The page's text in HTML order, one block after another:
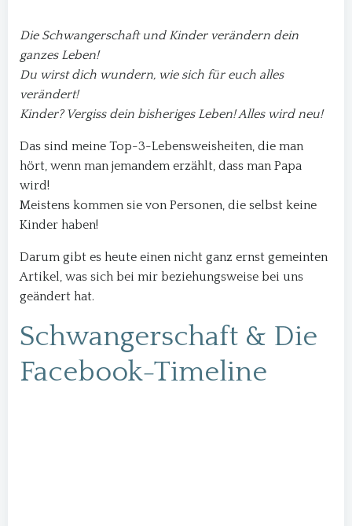
Die Schwangerschaft und Kinder verändern dein
ganzes Leben!
Du wirst dich wundern, wie sich für euch alles
verändert!
Kinder? Vergiss dein bisheriges Leben! Alles wird neu!
Das sind meine Top-3-Lebensweisheiten, die man
hört, wenn man jemandem erzählt, dass man Papa
wird!
Meistens kommen sie von Personen, die selbst keine
Kinder haben!
Darum gibt es heute einen nicht ganz ernst gemeinten
Artikel, was sich bei mir beziehungsweise bei uns
geändert hat.
Schwangerschaft & Die
Facebook-Timeline